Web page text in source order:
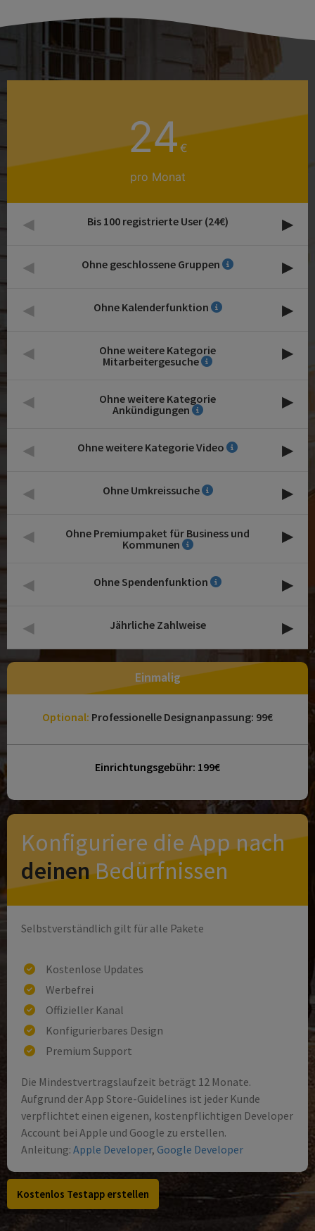
24€
pro Monat
◂ Bis 100 registrierte User (24€)
▸
◂
Ohne geschlossene Gruppen
▸
◂
Ohne Kalenderfunktion
▸
◂
Ohne weitere Kategorie
Mitarbeitergesuche
▸
◂
Ohne weitere Kategorie
Ankündigungen
▸
◂
Ohne weitere Kategorie Video
▸
◂
Ohne Umkreissuche
▸
◂
Ohne Premiumpaket für Business und
Kommunen
▸
◂
Ohne Spendenfunktion
▸
◂
Jährliche Zahlweise ▸
Einmalig
Optional: Professionelle Designanpassung: 99€
Einrichtungsgebühr: 199€
Konfiguriere die App nach
deinenBedürfnissen
Selbstverständlich gilt für alle Pakete
Kostenlose Updates
Werbefrei
Offizieller Kanal
Konfigurierbares Design
Premium Support
Die Mindestvertragslaufzeit beträgt 12 Monate.
Aufgrund der App Store-Guidelines ist jeder Kunde
verpflichtet einen eigenen, kostenpflichtigen Developer
Account bei Apple und Google zu erstellen.
Anleitung: Apple Developer, Google Developer
Kostenlos Testapp erstellen